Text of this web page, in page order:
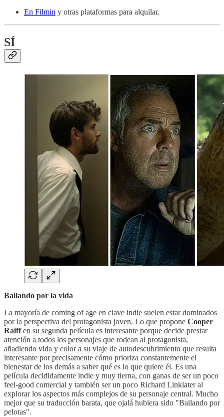
En Filmin y otras plataformas para alquilar.
SÍ
Bailando por la vida
La mayoría de coming of age en clave indie suelen estar dominados
por la perspectiva del protagonista joven. Lo que propone Cooper
Raiffen su segunda película es interesante porque decide prestar
atención a todos los personajes que rodean al protagonista,
añadiendo vida y color a su viaje de autodescubrimiento que resulta
interesante por precisamente cómo prioriza constantemente el
bienestar de los demás a saber qué es lo que quiere él. Es una
película decididamente indie y muy tierna, con ganas de ser un poco
feel-good comercial y también ser un poco Richard Linklater al
explorar los aspectos más complejos de su personaje central. Mucho
mejor que su traducción barata, que ojalá hubiera sido "Bailando por
pelotas".